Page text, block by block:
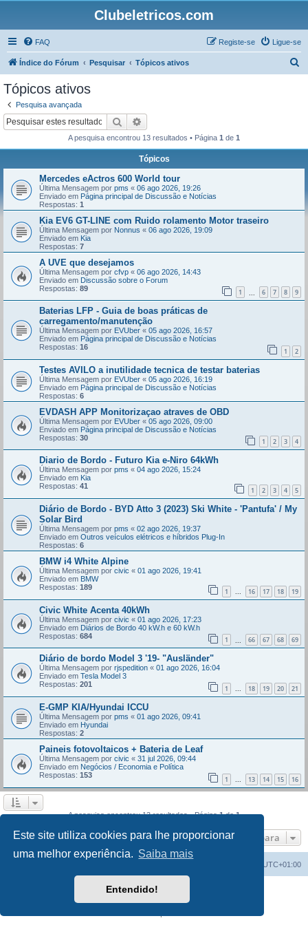
Este site utiliza cookies para lhe proporcionar
uma melhor experiência. Saiba mais
Entendido!
Clubeletricos.com
FAQ Ligue-se
Registe-se
Índice do Fórum Pesquisar Tópicos ativos
Tópicos ativos
Pesquisa avançada
Pesquisar
A pesquisa encontrou 13 resultados • Página 1 de 1
Tópicos
Mercedes eActros 600 World tour
Última Mensagem por pms « 06 ago 2026, 19:26
Enviado em Página principal de Discussão e Notícias
Respostas: 1
Kia EV6 GT-LINE com Ruido rolamento Motor traseiro
Última Mensagem por Nonnus « 06 ago 2026, 19:09
Enviado em Kia
Respostas: 7
A UVE que desejamos
Última Mensagem por cfvp « 06 ago 2026, 14:43
Enviado em Discussão sobre o Forum
Respostas: 89 1 6 7 8 9
Baterias LFP - Guia de boas práticas de
carregamento/manutenção
Última Mensagem por EVUber « 05 ago 2026, 16:57
Enviado em Página principal de Discussão e Notícias
Respostas: 16 1 2
Testes AVILO a inutilidade tecnica de testar baterias
Última Mensagem por EVUber « 05 ago 2026, 16:19
Enviado em Página principal de Discussão e Notícias
Respostas: 6
EVDASH APP Monitorizaçao atraves de OBD
Última Mensagem por EVUber « 05 ago 2026, 09:00
Enviado em Página principal de Discussão e Notícias
Respostas: 30 1 2 3 4
Diario de Bordo - Futuro Kia e-Niro 64kWh
Última Mensagem por pms « 04 ago 2026, 15:24
Enviado em Kia
Respostas: 41 1 2 3 4 5
Diário de Bordo - BYD Atto 3 (2023) Ski White - 'Pantufa' / My
Solar Bird
Última Mensagem por pms « 02 ago 2026, 19:37
Enviado em Outros veículos elétricos e híbridos Plug-In
Respostas: 6
BMW i4 White Alpine
Última Mensagem por civic « 01 ago 2026, 19:41
Enviado em BMW
Respostas: 189 1 ... 16 17 18 19
Civic White Acenta 40kWh
Última Mensagem por civic « 01 ago 2026, 17:23
Enviado em Diários de Bordo 40 kW.h e 60 kW.h
Respostas: 684 1 66 67 68 69
Diário de bordo Model 3 '19- "Ausländer"
Última Mensagem por rjspedition « 01 ago 2026, 16:04
Enviado em Tesla Model 3
Respostas: 201 1 ... 18 19 20 21
E-GMP KIA/Hyundai ICCU
Última Mensagem por pms « 01 ago 2026, 09:41
Enviado em Hyundai
Respostas: 2
Paineis fotovoltaicos + Bateria de Leaf
Última Mensagem por civic « 31 jul 2026, 09:44
Enviado em Negócios / Economia e Política
Respostas: 153 1 ... 13 14 15 16
A pesquisa encontrou 13 resultados • Página1de1
Ir para
UTC+01:00
Desenvolvido porphpBB® Forum Software © phpBB Limited
phpBB Portugal